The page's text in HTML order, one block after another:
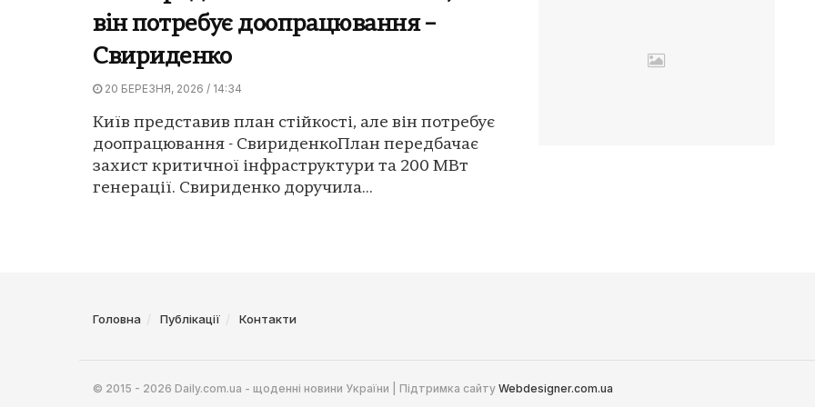
він потребує доопрацювання –
Свириденко
20 БЕРЕЗНЯ, 2026 / 14:34
Київ представив план стійкості, але він потребує
доопрацювання - СвириденкоПлан передбачає
захист критичної інфраструктури та 200 МВт
генерації. Свириденко доручила...
Головна Публікації Контакти
© 2015 - 2026 Daily.com.ua - щоденні новини України | Підтримка сайту Webdesigner.com.ua